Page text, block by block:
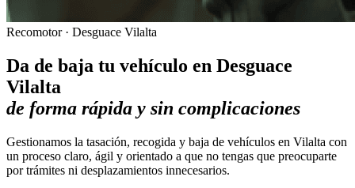
Recomotor · Desguace Vilalta
Da de baja tu vehículo en Desguace
Vilalta
de forma rápida y sin complicaciones
Gestionamos la tasación, recogida y baja de vehículos en Vilalta con
un proceso claro, ágil y orientado a que no tengas que preocuparte
por trámites ni desplazamientos innecesarios.